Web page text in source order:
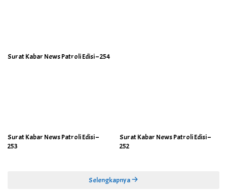
Surat Kabar News Patroli Edisi – 254
Surat Kabar News Patroli Edisi –
253
Surat Kabar News Patroli Edisi –
252
Selengkapnya